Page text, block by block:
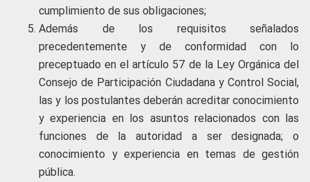
cumplimiento de sus obligaciones;
Además de los requisitos señalados
precedentemente y de conformidad con lo
preceptuado en el artículo 57 de la Ley Orgánica del
Consejo de Participación Ciudadana y Control Social,
las y los postulantes deberán acreditar conocimiento
y experiencia en los asuntos relacionados con las
funciones de la autoridad a ser designada; o
conocimiento y experiencia en temas de gestión
pública.